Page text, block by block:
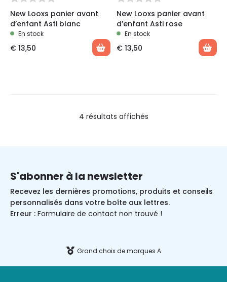
New Looxs panier avant
d’enfant Asti blanc
En stock
€ 13,50
New Looxs panier avant
d’enfant Asti rose
En stock
€ 13,50
4 résultats affichés
S'abonner à la newsletter
Recevez les dernières promotions, produits et conseils
personnalisés dans votre boîte aux lettres.
Erreur : Formulaire de contact non trouvé !
Grand choix de marques A